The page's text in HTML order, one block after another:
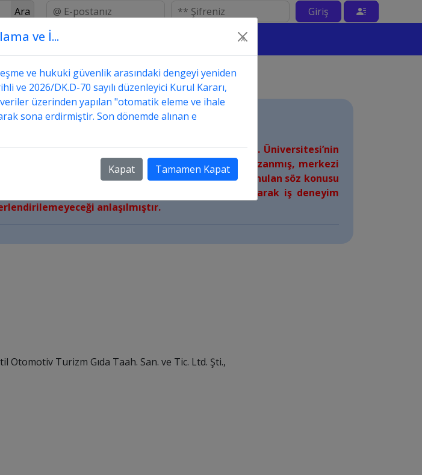
Ara Giriş
Sorular ve Cevapları
belgesi geçerli midir?
içerir iş deneyim belgesini düzenleyen M... Üniversitesi’nin
ve 4282 sayılı Kanun’la kamu tüzel kişiliği kazanmış, merkezi
ihale üzerinde bırakılan istekli tarafından sunulan söz konusu
kurumu olduğu ve bu niteliğinden kaynaklı olarak iş deneyim
anlaşılmıştır.
Turizm Gıda Taah. San. ve Tic. Ltd. Şti.,
ve İ... ×
ve hukuki güvenlik arasındaki dengeyi yeniden
ve 2026/DK.D-70 sayılı düzenleyici Kurul Kararı,
üzerinden yapılan "otomatik eleme ve ihale
sona erdirmiştir. Son dönemde alınan e
Kapat Tamamen Kapat